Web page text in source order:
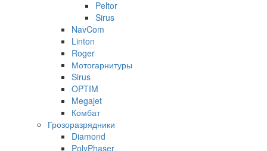
Peltor
Sirus
NavCom
Linton
Roger
Мотогарнитуры
Sirus
OPTIM
Megajet
Комбат
Грозоразрядники
Diamond
PolyPhaser